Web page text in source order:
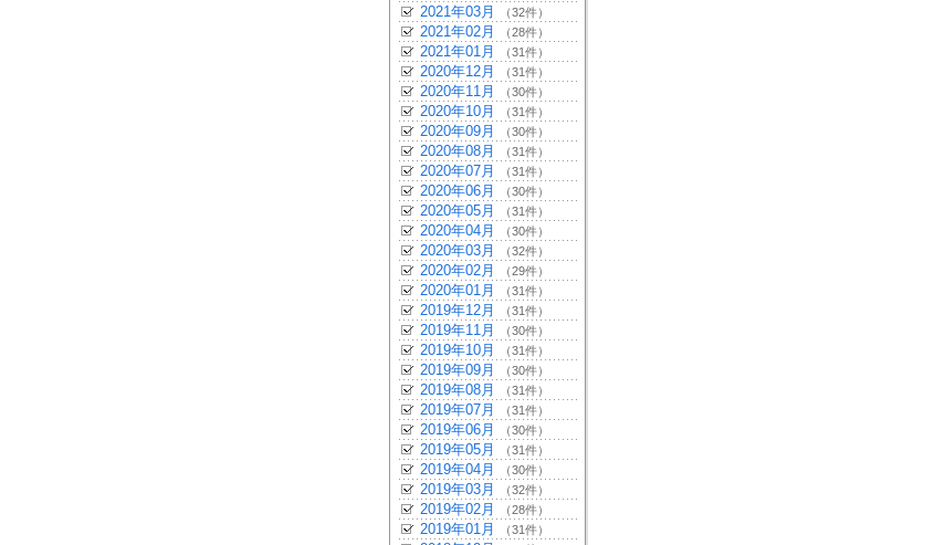
2021年03月 （32件）
2021年02月 （28件）
2021年01月 （31件）
2020年12月 （31件）
2020年11月 （30件）
2020年10月 （31件）
2020年09月 （30件）
2020年08月 （31件）
2020年07月 （31件）
2020年06月 （30件）
2020年05月 （31件）
2020年04月 （30件）
2020年03月 （32件）
2020年02月 （29件）
2020年01月 （31件）
2019年12月 （31件）
2019年11月 （30件）
2019年10月 （31件）
2019年09月 （30件）
2019年08月 （31件）
2019年07月 （31件）
2019年06月 （30件）
2019年05月 （31件）
2019年04月 （30件）
2019年03月 （32件）
2019年02月 （28件）
2019年01月 （31件）